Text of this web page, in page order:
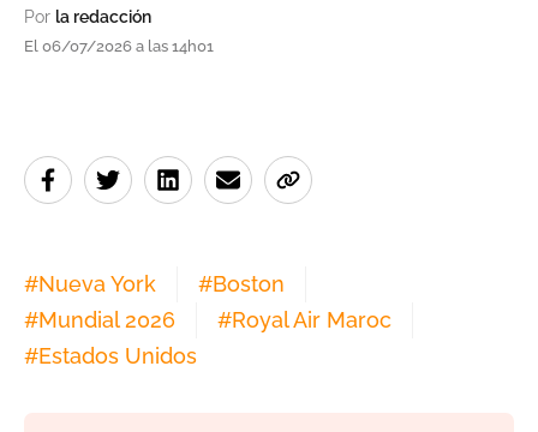
Por la redacción
El 06/07/2026 a las 14h01
#Nueva York #Boston
#Mundial 2026 #Royal Air Maroc
#Estados Unidos